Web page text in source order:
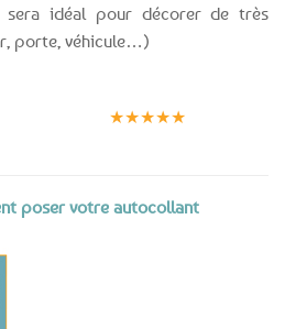
sera idéal pour décorer de très
porte, véhicule…)
★★★★★
poser votre autocollant